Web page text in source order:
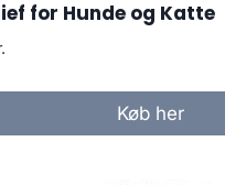
for Hunde og Katte
Køb her